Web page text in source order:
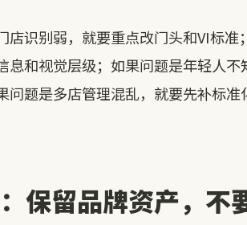
店识别弱，就要重点改门头和VI标
息和视觉层级；如果问题是年轻人
问题是多店管理混乱，就要先补标
保留品牌资产，不